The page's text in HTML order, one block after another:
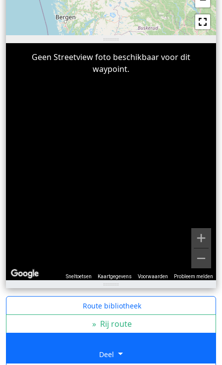
Sneltoetsen Kaartgegevens Voorwaarden Probleem melden
Geen Streetview foto beschikbaar voor dit
waypoint.
Route bibliotheek
» Rij route
Deel